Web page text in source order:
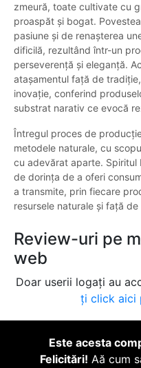
zmeură, toate cultivate cu
proaspăt și bogat.
pasiune și de renașterea
dificilă, rezultând într-un
perseverență și eleganță.
atașamentul față de
inovație, conferind
substrat narativ ce evocă
Întregul proces de
metodele naturale, cu
cu adevărat aparte. Spiritul
de dorința de a oferi
a transmite, prin fiecare
resursele naturale și față
Review-uri pe
web
Doar userii logați au
ți click aici
Este acesta
Felicitări! Aă cum